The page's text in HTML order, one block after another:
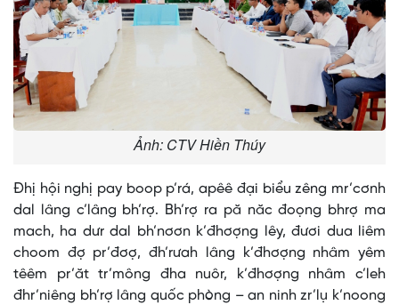
Ảnh: CTV Hiền Thúy
Đhị hội nghị pay boop p’rá, apêê đại biểu zêng mr’cơnh
dal lâng c’lâng bh’rợ. Bh’rợ ra pă năc đoọng bhrợ ma
mach, ha dưr dal bh’nơơn k’đhơợng lêy, đươi dua liêm
choom đợ pr’đơợ, đh’rưah lâng k’đhơợng nhâm yêm
têêm pr’ăt tr’mông đha nuôr, k’đhơợng nhâm c’leh
đhr’niêng bh’rợ lâng quốc phòng – an ninh zr’lụ k’noong